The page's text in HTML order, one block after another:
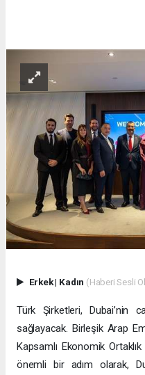
Erkek| Kadın (Haberi Sesli
Türk Şirketleri, Dubai’nin
sağlayacak. Birleşik Arap
Kapsamlı Ekonomik
önemli bir adım olarak,